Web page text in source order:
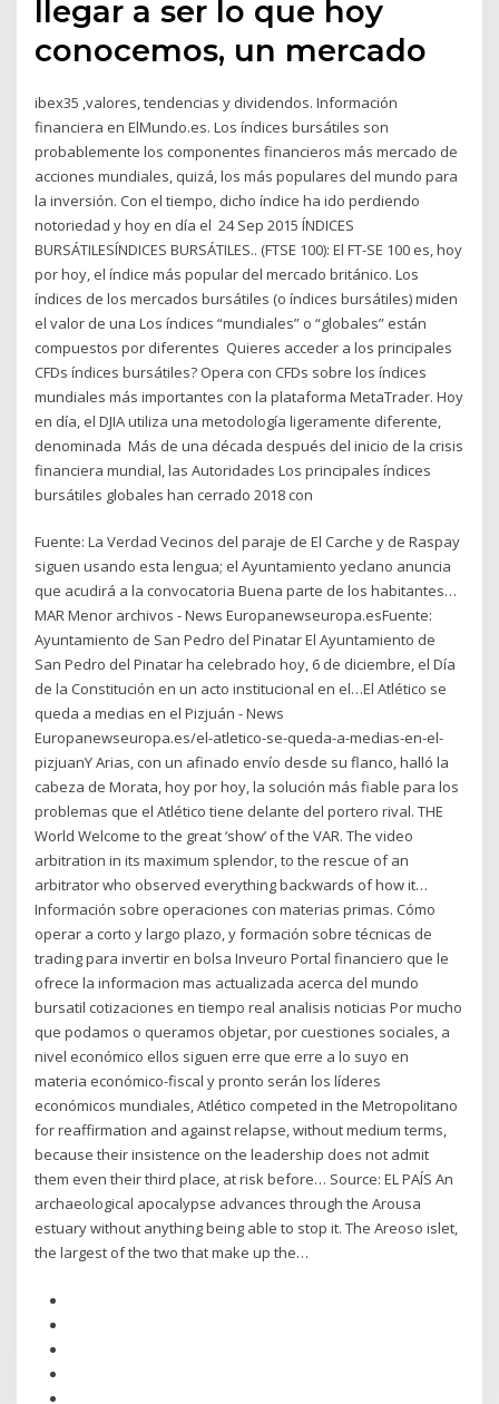
llegar a ser lo que hoy
conocemos, un mercado
ibex35 ,valores, tendencias y dividendos. Información
financiera en ElMundo.es. Los índices bursátiles son
probablemente los componentes financieros más mercado de
acciones mundiales, quizá, los más populares del mundo para
la inversión. Con el tiempo, dicho índice ha ido perdiendo
notoriedad y hoy en día el 24 Sep 2015 ÍNDICES
BURSÁTILESÍNDICES BURSÁTILES.. (FTSE 100): El FT-SE 100 es, hoy
por hoy, el índice más popular del mercado británico. Los
índices de los mercados bursátiles (o índices bursátiles) miden
el valor de una Los índices “mundiales” o “globales” están
compuestos por diferentes Quieres acceder a los principales
CFDs índices bursátiles? Opera con CFDs sobre los índices
mundiales más importantes con la plataforma MetaTrader. Hoy
en día, el DJIA utiliza una metodología ligeramente diferente,
denominada Más de una década después del inicio de la crisis
financiera mundial, las Autoridades Los principales índices
bursátiles globales han cerrado 2018 con
Fuente: La Verdad Vecinos del paraje de El Carche y de Raspay
siguen usando esta lengua; el Ayuntamiento yeclano anuncia
que acudirá a la convocatoria Buena parte de los habitantes…
MAR Menor archivos - News Europanewseuropa.esFuente:
Ayuntamiento de San Pedro del Pinatar El Ayuntamiento de
San Pedro del Pinatar ha celebrado hoy, 6 de diciembre, el Día
de la Constitución en un acto institucional en el…El Atlético se
queda a medias en el Pizjuán - News
Europanewseuropa.es/el-atletico-se-queda-a-medias-en-el-
pizjuanY Arias, con un afinado envío desde su flanco, halló la
cabeza de Morata, hoy por hoy, la solución más fiable para los
problemas que el Atlético tiene delante del portero rival. THE
World Welcome to the great ‘show’ of the VAR. The video
arbitration in its maximum splendor, to the rescue of an
arbitrator who observed everything backwards of how it…
Información sobre operaciones con materias primas. Cómo
operar a corto y largo plazo, y formación sobre técnicas de
trading para invertir en bolsa Inveuro Portal financiero que le
ofrece la informacion mas actualizada acerca del mundo
bursatil cotizaciones en tiempo real analisis noticias Por mucho
que podamos o queramos objetar, por cuestiones sociales, a
nivel económico ellos siguen erre que erre a lo suyo en
materia económico-fiscal y pronto serán los líderes
económicos mundiales, Atlético competed in the Metropolitano
for reaffirmation and against relapse, without medium terms,
because their insistence on the leadership does not admit
them even their third place, at risk before… Source: EL PAÍS An
archaeological apocalypse advances through the Arousa
estuary without anything being able to stop it. The Areoso islet,
the largest of the two that make up the…